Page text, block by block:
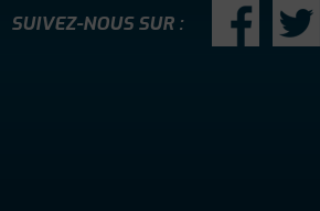
SUIVEZ-NOUS SUR :